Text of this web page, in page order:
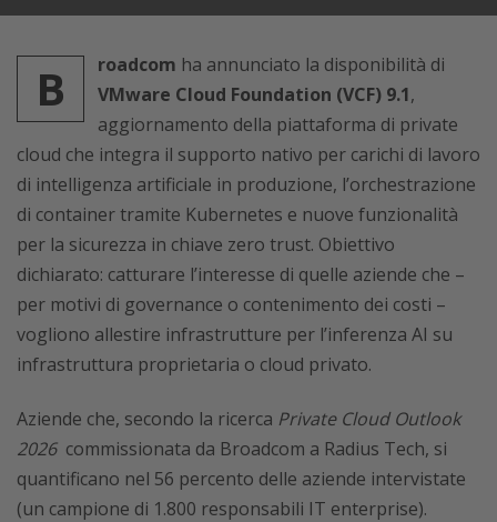
B roadcom ha annunciato la disponibilità di
VMware Cloud Foundation (VCF) 9.1,
aggiornamento della piattaforma di private
cloud che integra il supporto nativo per carichi di lavoro
di intelligenza artificiale in produzione, l’orchestrazione
di container tramite Kubernetes e nuove funzionalità
per la sicurezza in chiave zero trust. Obiettivo
dichiarato: catturare l’interesse di quelle aziende che –
per motivi di governance o contenimento dei costi –
vogliono allestire infrastrutture per l’inferenza AI su
infrastruttura proprietaria o cloud privato.
Aziende che, secondo la ricerca Private Cloud Outlook
2026 commissionata da Broadcom a Radius Tech, si
quantificano nel 56 percento delle aziende intervistate
(un campione di 1.800 responsabili IT enterprise).